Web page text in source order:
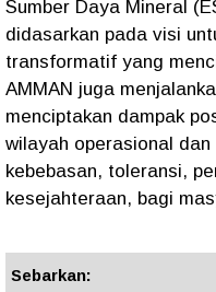
Sumber Daya Mineral
didasarkan pada visi
transformatif yang
AMMAN juga
menciptakan dampak
wilayah operasional
kebebasan, toleransi,
kesejahteraan, bagi
Sebarkan: